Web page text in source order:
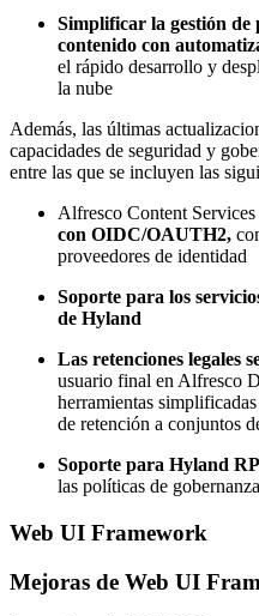
Simplificar la gestión de
contenido con
el rápido desarrollo y
la nube
Además, las últimas
capacidades de seguridad y
entre las que se incluyen las
Alfresco Content Services
con OIDC/OAUTH2,
proveedores de identidad
Soporte para los
de Hyland
Las retenciones legales
usuario final en Alfresco
herramientas
de retención a conjuntos
Soporte para Hyland
las políticas de gobernanza
Web UI Framework
Mejoras de Web UI